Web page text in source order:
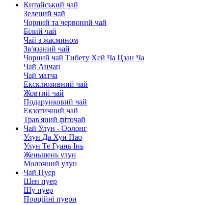
Китайський чай
Зелений чай
Чорний та червоний чай
Білий чай
Чай з жасмином
Зв'язаний чай
Чорний чай Тибету Хей Ча Цзан Ча
Чай Анчан
Чай матча
Ексклюзивний чай
Жовтий чай
Подарунковий чай
Екзотичний чай
Трав'яний фіточай
Чай Улун - Оолонг
Улун Да Хун Пао
Улун Те Гуань Інь
Женьшень улун
Молочний улун
Чай Пуер
Шен пуер
Шу пуер
Порційні пуери